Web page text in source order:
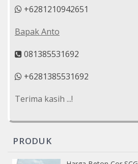
+6281210942651
Bapak Anto
081385531692
+6281385531692
Terima kasih ...!
PRODUK